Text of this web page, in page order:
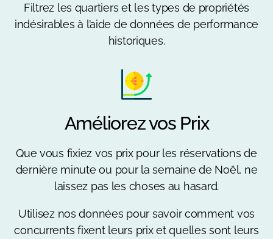
Filtrez les quartiers et les types de propriétés
indésirables à l’aide de données de performance
historiques.
Améliorez vos Prix
Que vous fixiez vos prix pour les réservations de
dernière minute ou pour la semaine de Noël, ne
laissez pas les choses au hasard.
Utilisez nos données pour savoir comment vos
concurrents fixent leurs prix et quelles sont leurs